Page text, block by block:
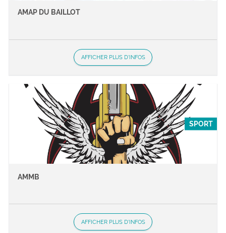
AMAP DU BAILLOT
AFFICHER PLUS D'INFOS
SPORT
AMMB
AFFICHER PLUS D'INFOS